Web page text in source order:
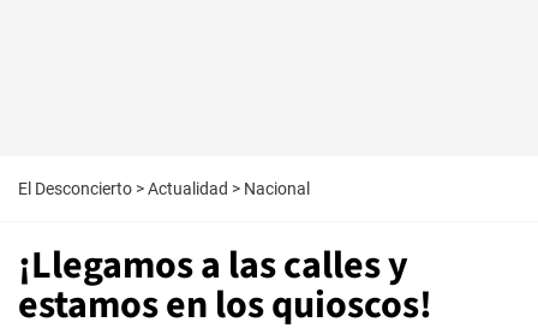
El Desconcierto >Actualidad > Nacional
¡Llegamos a las calles y
estamos en los quioscos!